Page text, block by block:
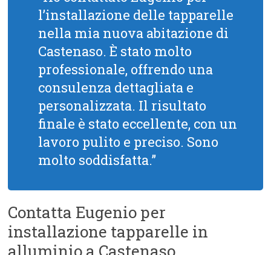
l’installazione delle tapparelle
nella mia nuova abitazione di
Castenaso. È stato molto
professionale, offrendo una
consulenza dettagliata e
personalizzata. Il risultato
finale è stato eccellente, con un
lavoro pulito e preciso. Sono
molto soddisfatta.”
Contatta Eugenio per
installazione tapparelle in
alluminio a Castenaso